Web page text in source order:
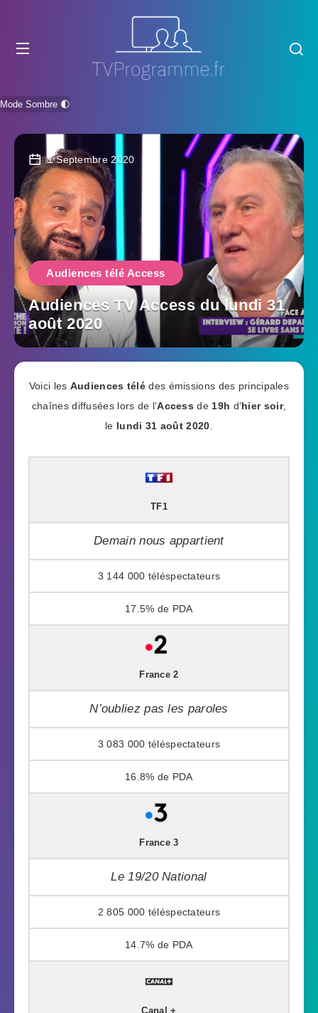
Mode Sombre 🌓
1 Septembre 2020
Audiences télé Access
Audiences TV Access du lundi 31
août 2020
Voici les Audiences télé des émissions des principales
chaînes diffusées lors de l’Access de 19h d’hier soir,
le lundi 31 août 2020
TF1
Demain nous appartient
3 144 000
17.5%
France 2
N’oubliez pas les paroles
3 083 000
16.8%
France 3
Le 19/20 National
2 805 000
14.7%
Canal +